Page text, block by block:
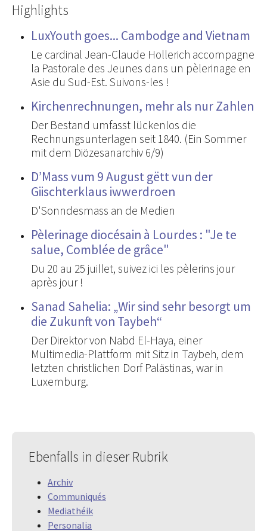
Highlights
LuxYouth goes... Cambodge and Vietnam
Le cardinal Jean-Claude Hollerich accompagne
la Pastorale des Jeunes dans un pèlerinage en
Asie du Sud-Est. Suivons-les !
Kirchenrechnungen, mehr als nur Zahlen
Der Bestand umfasst lückenlos die
Rechnungsunterlagen seit 1840. (Ein Sommer
mit dem Diözesanarchiv 6/9)
D’Mass vum 9 August gëtt vun der
Giischterklaus iwwerdroen
D'Sonndesmass an de Medien
Pèlerinage diocésain à Lourdes : "Je te
salue, Comblée de grâce"
Du 20 au 25 juillet, suivez ici les pèlerins jour
après jour !
Sanad Sahelia: „Wir sind sehr besorgt um
die Zukunft von Taybeh“
Der Direktor von Nabd El-Haya, einer
Multimedia-Plattform mit Sitz in Taybeh, dem
letzten christlichen Dorf Palästinas, war in
Luxemburg.
Ebenfalls in dieser Rubrik
Archiv
Communiqués
Mediathéik
Personalia